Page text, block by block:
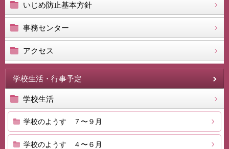
いじめ防止基本方針
事務センター
アクセス
学校生活・行事予定
学校生活
学校のようす ７〜９月
学校のようす ４〜６月